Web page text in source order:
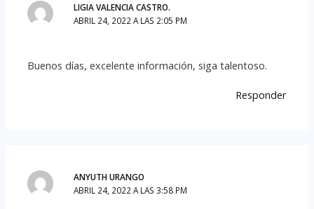
LIGIA VALENCIA CASTRO.
ABRIL 24, 2022 A LAS 2:05 PM
Buenos días, excelente información, siga talentoso.
Responder
ANYUTH URANGO
ABRIL 24, 2022 A LAS 3:58 PM